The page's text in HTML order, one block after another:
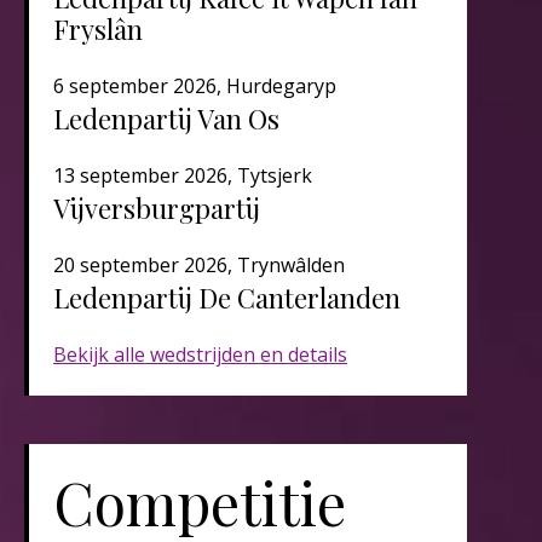
Fryslân
6 september 2026, Hurdegaryp
Ledenpartij Van Os
13 september 2026, Tytsjerk
Vijversburgpartij
20 september 2026, Trynwâlden
Ledenpartij De Canterlanden​​​
Bekijk alle wedstrijden en details
Competitie